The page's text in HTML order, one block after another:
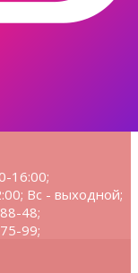
16:00;
Вс - выходной;
48;
99;